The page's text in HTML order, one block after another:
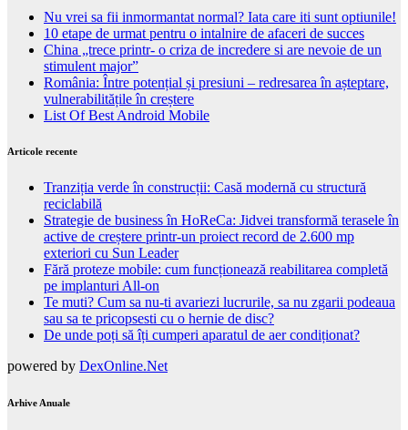
Nu vrei sa fii inmormantat normal? Iata care iti sunt optiunile!
10 etape de urmat pentru o intalnire de afaceri de succes
China „trece printr- o criza de incredere si are nevoie de un
stimulent major”
România: Între potențial și presiuni – redresarea în așteptare,
vulnerabilitățile în creștere
List Of Best Android Mobile
Articole recente
Tranziția verde în construcții: Casă modernă cu structură
reciclabilă
Strategie de business în HoReCa: Jidvei transformă terasele în
active de creștere printr-un proiect record de 2.600 mp
exteriori cu Sun Leader
Fără proteze mobile: cum funcționează reabilitarea completă
pe implanturi All-on
Te muti? Cum sa nu-ti avariezi lucrurile, sa nu zgarii podeaua
sau sa te pricopsesti cu o hernie de disc?
De unde poți să îți cumperi aparatul de aer condiționat?
powered by DexOnline.Net
Arhive Anuale